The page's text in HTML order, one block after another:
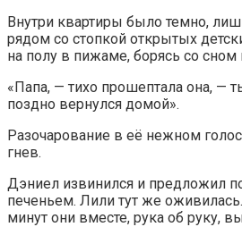
Внутри квартиры было темно,
рядом со стопкой открытых
на полу в пижаме, борясь со сном
«Папа, — тихо прошептала она, —
поздно вернулся домой».
Разочарование в её нежном
гнев.
Дэниел извинился и предложил
печеньем. Лили тут же
минут они вместе, рука об руку,